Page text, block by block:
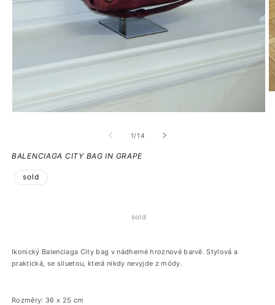
1/z14
BALENCIAGA CITY BAG IN GRAPE
sold
sold
Ikonický Balenciaga City bag v nádherné hroznové barvě. Stylová a
praktická, se siluetou, která nikdy nevyjde z módy.
Rozměry: 36 x 25 cm